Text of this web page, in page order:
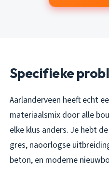
Specifieke
Aarlanderveen heeft echt
materiaalsmix door alle
elke klus anders. Je hebt
gres, naoorlogse
beton, en moderne